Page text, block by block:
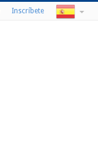
Inscríbete